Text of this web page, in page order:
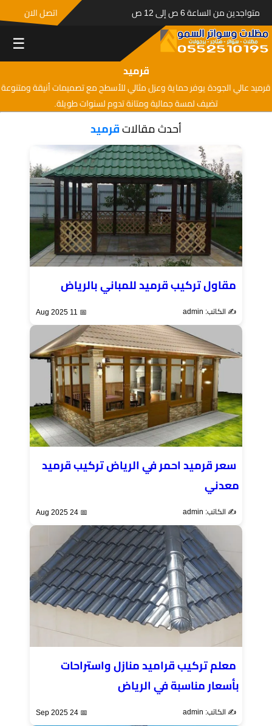
متواجدين من الساعة 6 ص إلى 12 ص اتصل الان
☰
قرميد
قرميد عالي الجودة يوفر حماية وعزل مثالي للأسطح مع تصميمات أنيقة ومتنوعة
تضيف لمسة جمالية ومتانة تدوم لسنوات طويلة.
أحدث مقالاتقرميد
مقاول تركيب قرميد للمباني بالرياض
✍️ الكاتب: admin 📅 11 Aug 2025
سعر قرميد احمر في الرياض تركيب قرميد
معدني
✍️ الكاتب: admin 📅 24 Aug 2025
معلم تركيب قراميد منازل واستراحات
بأسعار مناسبة في الرياض
✍️ الكاتب: admin 📅 24 Sep 2025